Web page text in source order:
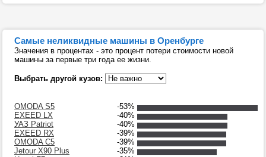
Самые неликвидные машины в Оренбурге
Значения в процентах - это процент потери стоимости новой
машины за первые три года ее жизни.
Выбрать другой кузов:
OMODA S5
-53%
EXEED LX
-40%
УАЗ Patriot
-40%
EXEED RX
-39%
OMODA C5
-39%
Jetour X90 Plus
-35%